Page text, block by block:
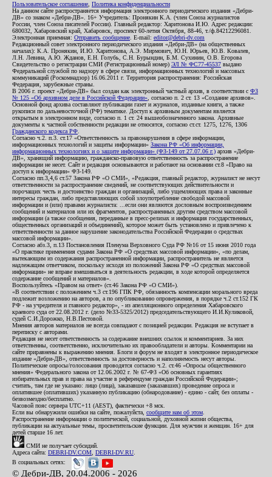
Пользовательское соглашение Политика конфиденциальности
На данном сайте распространяется информация электронного периодического издания «Дебри-
ДВ» со знаком «Дебри-ДВ». 16+ Учредитель: Пронякин К.А. (член Союза журналистов
России, член Союза писателей России). Главный редактор: Харитонова И.Ю. Адрес редакции:
680032, Хабаровский край, Хабаровск, проспект 60-летия Октября, 88-46, т./ф.84212296081.
Электронная приемная: Отправить сообщение . E-mail: editor@debri-dv.com
Редакционный совет электронного периодического издания «Дебри-ДВ» (на общественных
началах): К.А. Пронякин, И.Ю. Харитонова, А.Э. Мирмович, Ю.Н. Юрьев, Ю.В. Ковалев,
Л.Н. Левина, А.Ю. Жданов, Е.Н. Голубь, С.Н. Бурындин, Б.М. Сухинин, О.В. Егорова
Свидетельство о регистрации СМИ (Регистрационный номер) ЭЛ № ФС77-45537 выдано
Федеральной службой по надзору в сфере связи, информационных технологий и массовых
коммуникаций (Роскомнадзор) 16.06.2011 г. Территория распространения: Российская
Федерация, зарубежные страны.
В 2006 г. проект «Дебри-ДВ» был создан как электронный частный архив, в соответствии с ФЗ
№ 125 «Об архивном деле в Российской Федерации» , согласно п. 2 ст. 13 «Создание архивов».
Основной фонд архива составляют публикации газет и журналов, изданные книги, а также
рукописи по дальневосточной (РФ) тематике. Доступ к архивным документам является
открытым в электронном виде, согласно п. 1 ст. 24 вышеобозначенного закона. Архивные
документы к частной собственности редакции не относятся, согласно ст.ст. 1275, 1276, 1306
Гражданского кодекса РФ
Согласно ч.2. п.3. ст.17 «Ответственность за правонарушения в сфере информации,
информационных технологий и защиты информации» Закона РФ «Об информации,
информационных технологиях и о защите информации» (ФЗ-149 от 27.07.06 г.) архив «Дебри-
ДВ», хранящий информацию, гражданско-правовую ответственность за распространение
информации не несет. Сайт и редакция основываются и работают на основании ст.8 «Право на
доступ к информации» ФЗ-149.
Согласно пп.3,4,6 ст.57 Закона РФ «О СМИ», «Редакция, главный редактор, журналист не несут
ответственности за распространение сведений, не соответствующих действительности и
порочащих честь и достоинство граждан и организаций, либо ущемляющих права и законные
интересы граждан, либо представляющих собой злоупотребление свободой массовой
информации и (или) правами журналиста: ...если они являются дословным воспроизведением
сообщений и материалов или их фрагментов, распространенных другим средством массовой
информации (а также сообщения, переданные в пресс-релизах и информация государственных,
общественных организаций и объединений), которое может быть установлено и привлечено к
ответственности за данное нарушение законодательства Российской Федерации о средствах
массовой информации».
Согласно абз.3, п.13 Постановления Пленума Верховного Суда РФ №16 от 15 июня 2010 года
«О практике применения судами Закона РФ «О средствах массовой информации», «по делам,
вытекающим из содержания распространенной информации, распространитель не является
надлежащим ответчиком, поскольку исходя из положений Закона РФ «О средствах массовой
информации» не вправе вмешиваться в деятельность редакции, в ходе которой определяется
содержание сообщений и материалов».
Воспользуйтесь «Правом на ответ» (ст.46 Закона РФ «О СМИ»).
«В соответствии с положением ч.3 ст.196 ГПК РФ, обязанность компенсации морального вреда
подлежит возложению на авторов, а по опубликованию опровержения, в порядке ч.2 ст.152 ГК
РФ - на учредителя и главного редактор», - из апелляционного определения Хабаровского
краевого суда от 22.08.2012 г. (дело №33-5325/2012) председательствующего И.И.Куликовой,
судей С.И.Дорожко, Н.В.Пестовой.
Мнения авторов материалов не всегда совпадают с позицией редакции. Редакция не вступает в
переписку с авторами.
Редакция не несет ответственность за содержание внешних ссылок и комментариев. За них
ответственны, соответственно, исключительно их правообладатели и авторы. Комментарии на
сайте приравнены к выражению мнения. Блоги и форум не входят в электронное периодическое
издание «Дебри-ДВ», ответственность за достоверность и наполняемость несут авторы.
Политические опросы/голосования проводятся согласно ч.2. ст.46 «Опросы общественного
мнения» Федерального закона от 12.06.2002 г. № 67-ФЗ «Об основных гарантиях
избирательных прав и права на участие в референдуме граждан Российской Федерации»;
считать, там где не указано: лицо (лица), заказавшее (заказавших) проведение опроса и
оплатившее (оплативших) указанную публикацию (обнародование) - едино - сайт, без оплаты -
безвозмездно/бесплатно.
Часовой пояс сервера UTC+11 (AEST), фактически +8 мск.
Если вы обнаружили ошибки на сайте, пожалуйста, сообщите нам об этом
Распространение информации о политической, социальной, духовной жизни общества,
публикации на актуальные темы, просветительские функции. Для мужчин и женщин. 16+ для
детей старше 16 лет.
СМИ не получает субсидий.
Адреса сайта: DEBRI-DV.COM DEBRI-DV.RU
В социальных сетях:
© Дебри-ДВ, 20.04.2006 - 2026